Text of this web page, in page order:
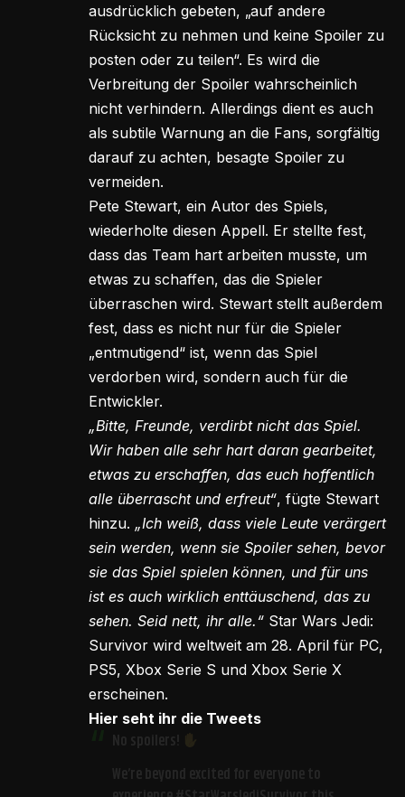
ausdrücklich gebeten, „auf andere
Rücksicht zu nehmen und keine Spoiler zu
posten oder zu teilen“. Es wird die
Verbreitung der Spoiler wahrscheinlich
nicht verhindern. Allerdings dient es auch
als subtile Warnung an die Fans, sorgfältig
darauf zu achten, besagte Spoiler zu
vermeiden.
Pete Stewart, ein Autor des Spiels,
wiederholte diesen Appell. Er stellte fest,
dass das Team hart arbeiten musste, um
etwas zu schaffen, das die Spieler
überraschen wird. Stewart stellt außerdem
fest, dass es nicht nur für die Spieler
„entmutigend“ ist, wenn das Spiel
verdorben wird, sondern auch für die
Entwickler.
„Bitte, Freunde, verdirbt nicht das Spiel.
Wir haben alle sehr hart daran gearbeitet,
etwas zu erschaffen, das euch hoffentlich
alle überrascht und erfreut“, fügte Stewart
hinzu. „Ich weiß, dass viele Leute verärgert
sein werden, wenn sie Spoiler sehen, bevor
sie das Spiel spielen können, und für uns
ist es auch wirklich enttäuschend, das zu
sehen. Seid nett, ihr alle.“ Star Wars Jedi:
Survivor wird weltweit am 28. April für PC,
PS5, Xbox Serie S und Xbox Serie X
erscheinen.
Hier seht ihr die Tweets